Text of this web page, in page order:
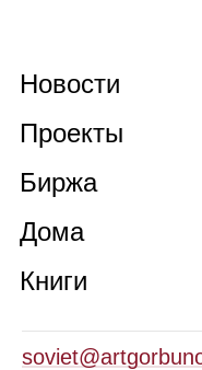
Новости
Проекты
Биржа
Дома
Книги